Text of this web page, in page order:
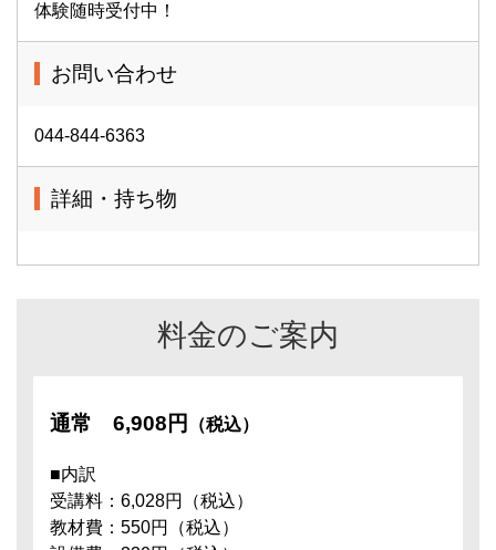
体験随時受付中！
お問い合わせ
044-844-6363
詳細・持ち物
料金のご案内
通常 6,908円 （税込）
■内訳
受講料：6,028円（税込）
教材費：550円（税込）